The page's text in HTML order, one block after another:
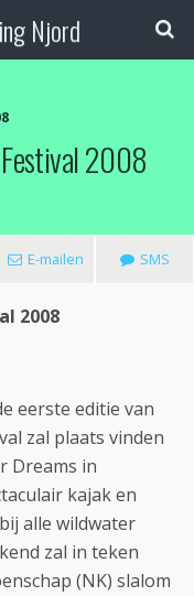
Njord
2008
E-mailen SMS
2008
eerste editie van
zal plaats vinden
Dreams in
kajak en
alle wildwater
zal in teken
(NK) slalom